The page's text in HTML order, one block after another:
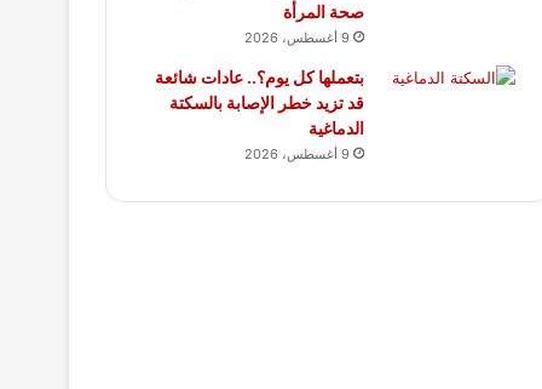
صحة المرأة
9 أغسطس، 2026
بتعملها كل يوم؟.. عادات شائعة
قد تزيد خطر الإصابة بالسكتة
الدماغية
9 أغسطس، 2026